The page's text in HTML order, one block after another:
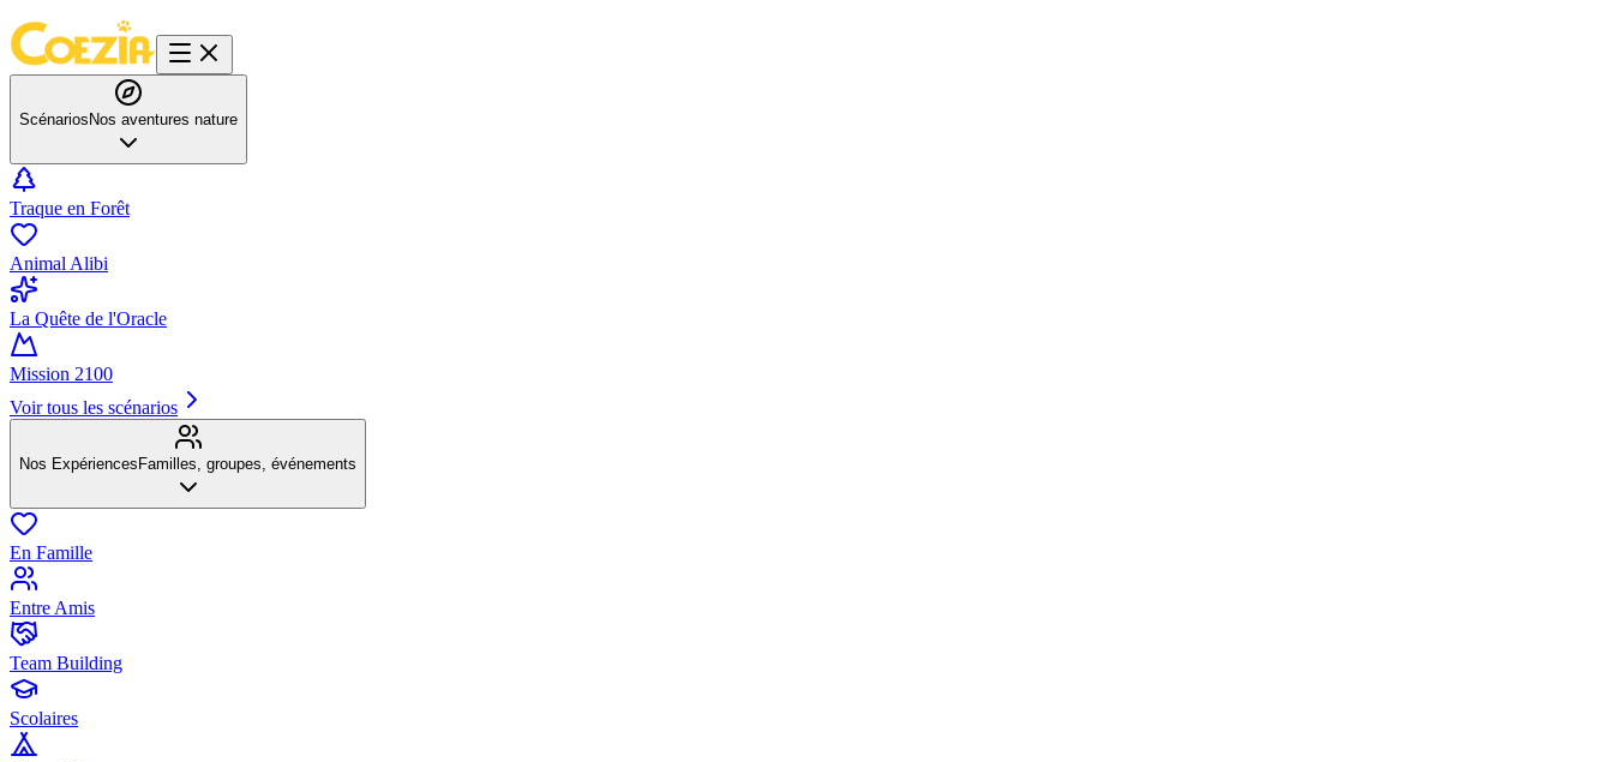
Scénarios Nos aventures nature
Traque en Forêt
Animal Alibi
La Quête de l'Oracle
Mission 2100
Voir tous les scénarios
Nos Expériences Familles, groupes, événements
En Famille
Entre Amis
Team Building
Scolaires